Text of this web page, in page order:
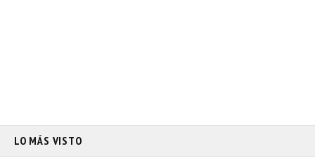
LO MÁS VISTO